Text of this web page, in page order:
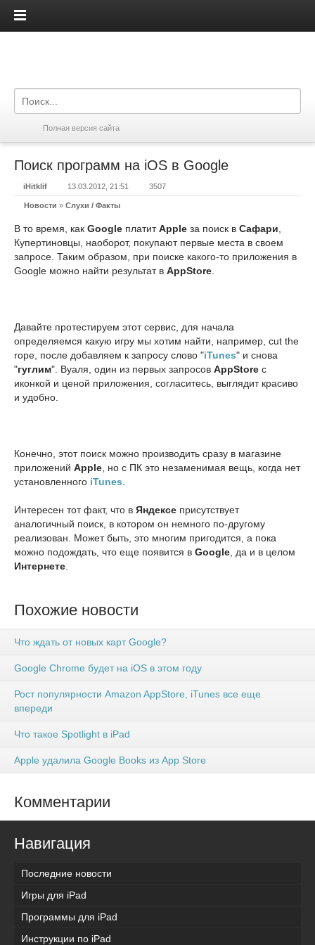
iPadis.ru
Полная версия сайта
Поиск программ на iOS в Google
iHitklif 13.03.2012, 21:51 3507
Новости » Слухи / Факты
В то время, как Google платитApple за поиск в Сафари
Купертиновцы, наоборот, покупают первые места в своем
запросе. Таким образом, при поиске какого-то приложения в
Google можно найти результат в AppStore
Давайте протестируем этот сервис, для начала
определяемся какую игру мы хотим найти, например, cut the
rope, после добавляем к запросу слово "iTunes" и снова
"гуглим". Вуаля, один из первых запросов AppStore с
иконкой и ценой приложения, согласитесь, выглядит красиво
и удобно.
Конечно, этот поиск можно производить сразу в магазине
приложений Apple , но с ПК это незаменимая вещь, когда нет
установленного iTunes
Интересен тот факт, что в Яндексе присутствует
аналогичный поиск, в котором он немного по-другому
реализован. Может быть, это многим пригодится, а пока
можно подождать, что еще появится в Google , да и в целом
Интернете
Похожие новости
Что ждать от новых карт Google?
Google Chrome будет на iOS в этом году
Рост популярности Amazon AppStore, iTunes все еще
впереди
Что такое Spotlight в iPad
Apple удалила Google Books из App Store
Комментарии
Навигация
Последние новости
Игры для iPad
Программы для iPad
Инструкции по iPad